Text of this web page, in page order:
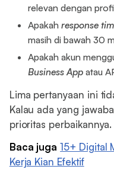
relevan dengan
Apakahresponse
masih di bawah 30
Apakah akun
Business App atau
Lima pertanyaan ini
Kalau ada yang
prioritas perbaikannya.
Baca juga15+ Digital
Kerja Kian Efektif